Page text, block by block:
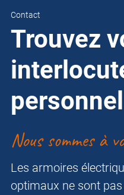
Contact
Trouvez
personnel
Nous sommes à
Les armoires
optimaux ne sont